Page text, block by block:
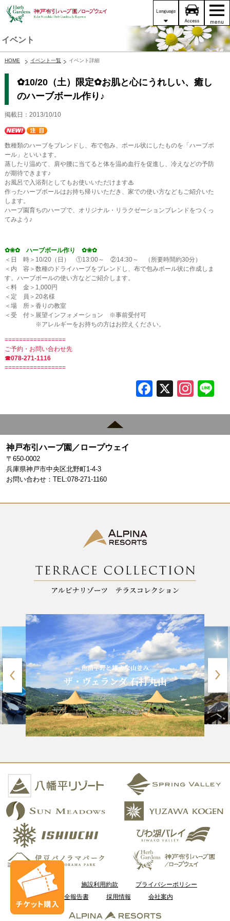
イベント
HOME イベント一覧 イベント詳細
✿10/20（土）限定✿お肌と心にうれしい、癒し
のハーブボール作り♪
掲載日：2013/10/10
数種類のハーブをブレンドし、布で包み、ボール状にしたものを「ハーブボ
ール」といいます。
蒸したり温めて、肩や腰に当てると体を温め血行を促進し、冷えなどの予防
が期待できます♪
お風呂で入浴剤としてもお使いいただけます♨
作ったハーブボールはお持ち帰りいただき、家での使い方などもご紹介いた
します。
ハーブ園育ちのハーブで、オリジナル・リラクゼーションブレンドをつくっ
てみよう♪
✿❀✿ ハーブボール作り ✿❀✿
＜日 時＞10/20（日） ①13:00～ ②14:30～ （所要時間約30分）
＜内 容＞数種のドライハーブをブレンドし、布で包みボール状に作成しま
す。ハーブボールの使い方などご紹介します。
＜料 金＞1,000円
＜定 員＞20名様
＜場 所＞香りの教室
＜受 付＞展望インフォメーション ※事前受付可
※アレルギーをお持ちの方はお控えください。
=================
ご予約・お問い合わせ先
☎078-271-1116
=================
F
e
k
X In
gr
神戸布引ハーブ園／ロープウェイ
〒650-0002
兵庫県神戸市中央区北野町1-4-3
お問い合わせ：TEL:078-271-1160
魚沼平野と雄大な山並み
ザ・ヴェランダ 石打丸山
ご利用案内 施設利用約款
プライバシーポリシー
安全報告書
採用情報 会社案内